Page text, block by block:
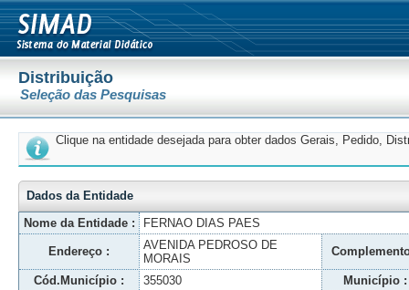
Distribuição
Seleção das Pesquisas
Clique na entidade desejada para obter dados Gerais, Pedido,
Dados da Entidade
Nome da Entidade :
FERNAO DIAS PAES
Endereço :
AVENIDA PEDROSO DE
MORAIS
Cód.Município : 355030 Município :